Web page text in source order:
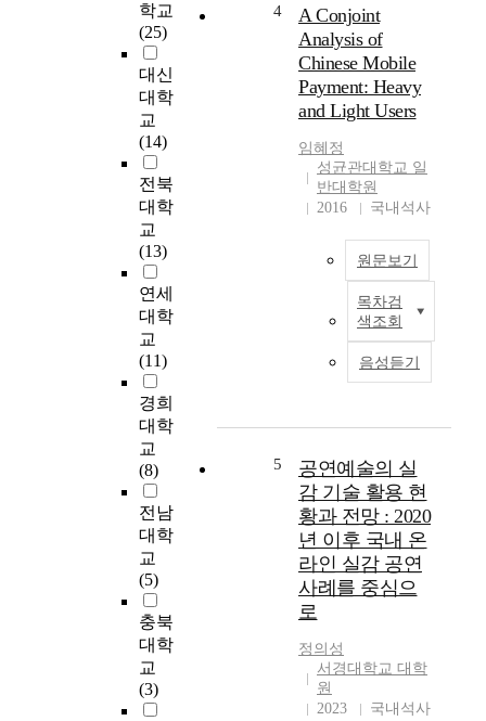
학교
(25)
대신
대학
교
(14)
전북
대학
교
(13)
연세
대학
교
(11)
경희
대학
교
(8)
전남
대학
교
(5)
충북
대학
교
(3)
4
A Conjoint
Analysis of
Chinese Mobile
Payment: Heavy
and Light Users
임혜정
성균관대학교 일
반대학원
2016
국내석사
원문보기
목차검
색조회
음성듣기
5
공연예술의 실
감 기술 활용 현
황과 전망 : 2020
년 이후 국내 온
라인 실감 공연
사례를 중심으
로
정의성
서경대학교 대학
원
2023
국내석사